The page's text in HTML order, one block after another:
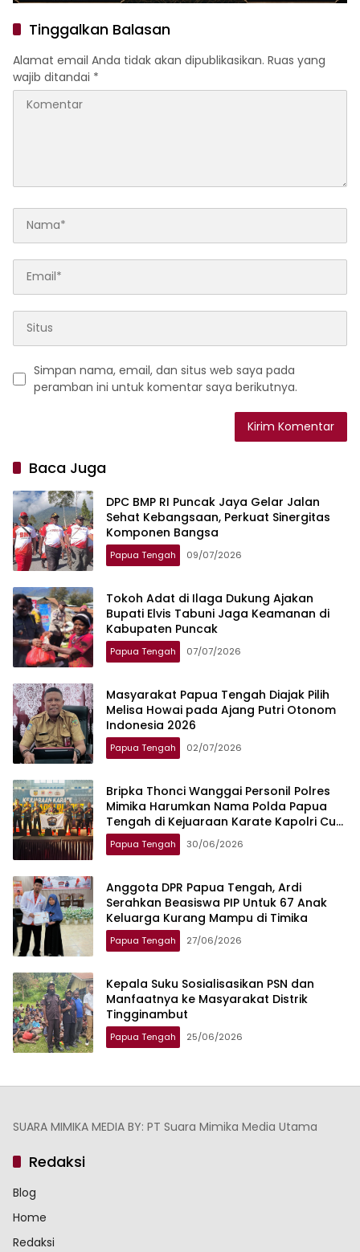
Tinggalkan Balasan
Alamat email Anda tidak akan dipublikasikan. Ruas yang
wajib ditandai *
Simpan nama, email, dan situs web saya pada
peramban ini untuk komentar saya berikutnya.
Baca Juga
DPC BMP RI Puncak Jaya Gelar Jalan
Sehat Kebangsaan, Perkuat Sinergitas
Komponen Bangsa
Papua Tengah 09/07/2026
Tokoh Adat di Ilaga Dukung Ajakan
Bupati Elvis Tabuni Jaga Keamanan di
Kabupaten Puncak
Papua Tengah 07/07/2026
Masyarakat Papua Tengah Diajak Pilih
Melisa Howai pada Ajang Putri Otonom
Indonesia 2026
Papua Tengah 02/07/2026
Bripka Thonci Wanggai Personil Polres
Mimika Harumkan Nama Polda Papua
Tengah di Kejuaraan Karate Kapolri Cup
2026
Papua Tengah 30/06/2026
Anggota DPR Papua Tengah, Ardi
Serahkan Beasiswa PIP Untuk 67 Anak
Keluarga Kurang Mampu di Timika
Papua Tengah 27/06/2026
Kepala Suku Sosialisasikan PSN dan
Manfaatnya ke Masyarakat Distrik
Tingginambut
Papua Tengah 25/06/2026
SUARA MIMIKA MEDIA BY: PT Suara Mimika Media Utama
Redaksi
Blog
Home
Redaksi